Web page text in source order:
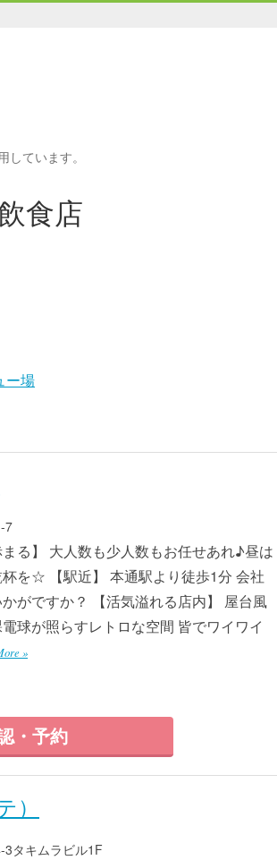
ています。
食店
ー場
7
まる】 大人数も少人数もお任せあれ♪昼は
を☆ 【駅近】 本通駅より徒歩1分 会社
がですか？ 【活気溢れる店内】 屋台風
球が照らすレトロな空間 皆でワイワイ
»
・予約
3タキムラビル1F